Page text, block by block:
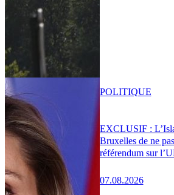
EXCLUSIF :
Bruxelles de ne
référendum sur
07.08.2026
POLITIQUE